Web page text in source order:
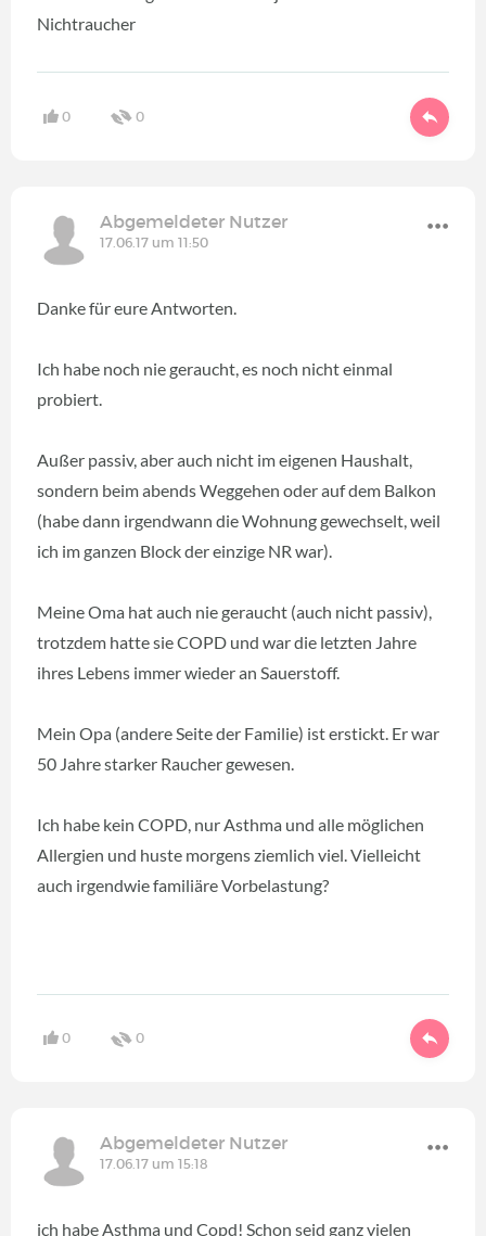
Nichtraucher
0 0
Abgemeldeter Nutzer
17.06.17 um 11:50
Danke für eure Antworten.
Ich habe noch nie geraucht, es noch nicht einmal
probiert.
Außer passiv, aber auch nicht im eigenen Haushalt,
sondern beim abends Weggehen oder auf dem Balkon
(habe dann irgendwann die Wohnung gewechselt, weil
ich im ganzen Block der einzige NR war).
Meine Oma hat auch nie geraucht (auch nicht passiv),
trotzdem hatte sie COPD und war die letzten Jahre
ihres Lebens immer wieder an Sauerstoff.
Mein Opa (andere Seite der Familie) ist erstickt. Er war
50 Jahre starker Raucher gewesen.
Ich habe kein COPD, nur Asthma und alle möglichen
Allergien und huste morgens ziemlich viel. Vielleicht
auch irgendwie familiäre Vorbelastung?
0 0
Abgemeldeter Nutzer
17.06.17 um 15:18
ich habe Asthma und Copd! Schon seid ganz vielen